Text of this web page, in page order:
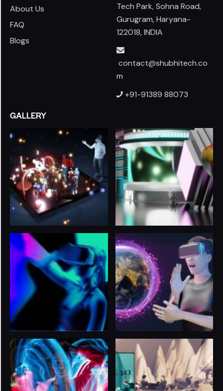
About Us
FAQ
Blogs
Tech Park, Sohna Road,
Gurugram, Haryana-
122018, INDIA
contact@shubhitech.co
m
+91-91389 88073
GALLERY